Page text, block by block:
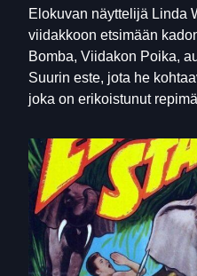
Elokuvan näyttelijä Linda
viidakkoon etsimään
Bomba, Viidakon Poika,
Suurin este, jota he
joka on erikoistunut